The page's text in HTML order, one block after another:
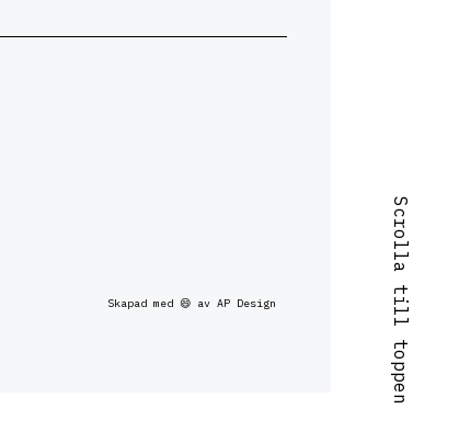
Scrolla till toppen
Skapad med 😄 av AP Design